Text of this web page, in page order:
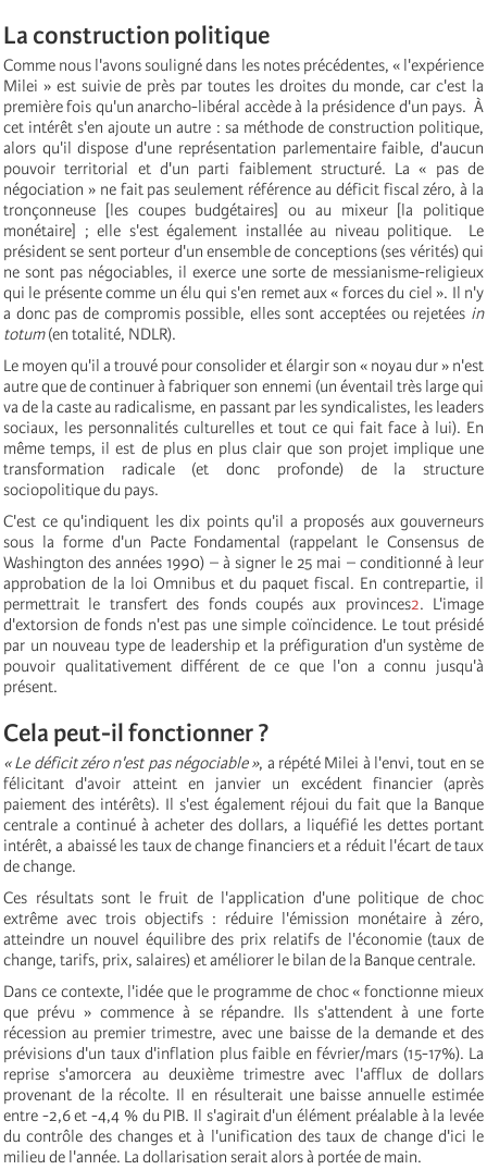
La construction politique
Comme nous l'avons souligné dans les notes précédentes, « l'expérience
Milei » est suivie de près par toutes les droites du monde, car c'est la
première fois qu'un anarcho-libéral accède à la présidence d'un pays. À
cet intérêt s'en ajoute un autre : sa méthode de construction politique,
alors qu'il dispose d'une représentation parlementaire faible, d'aucun
pouvoir territorial et d'un parti faiblement structuré. La « pas de
négociation » ne fait pas seulement référence au déficit fiscal zéro, à la
tronçonneuse [les coupes budgétaires] ou au mixeur [la politique
monétaire] ; elle s'est également installée au niveau politique. Le
président se sent porteur d'un ensemble de conceptions (ses vérités) qui
ne sont pas négociables, il exerce une sorte de messianisme-religieux
qui le présente comme un élu qui s'en remet aux « forces du ciel ». Il n'y
a donc pas de compromis possible, elles sont acceptées ou rejetées in
totum(en totalité, NDLR).
Le moyen qu'il a trouvé pour consolider et élargir son « noyau dur » n'est
autre que de continuer à fabriquer son ennemi (un éventail très large qui
va de la caste au radicalisme, en passant par les syndicalistes, les leaders
sociaux, les personnalités culturelles et tout ce qui fait face à lui). En
même temps, il est de plus en plus clair que son projet implique une
transformation radicale (et donc profonde) de la structure
sociopolitique du pays.
C'est ce qu'indiquent les dix points qu'il a proposés aux gouverneurs
sous la forme d'un Pacte Fondamental (rappelant le Consensus de
Washington des années 1990) – à signer le 25 mai – conditionné à leur
approbation de la loi Omnibus et du paquet fiscal. En contrepartie, il
permettrait le transfert des fonds coupés aux provinces2. L'image
d'extorsion de fonds n'est pas une simple coïncidence. Le tout présidé
par un nouveau type de leadership et la préfiguration d'un système de
pouvoir qualitativement différent de ce que l'on a connu jusqu'à
présent.
Cela peut-il fonctionner ?
« Le déficit zéro n'est pas négociable », a répété Milei à l'envi, tout en se
félicitant d'avoir atteint en janvier un excédent financier (après
paiement des intérêts). Il s'est également réjoui du fait que la Banque
centrale a continué à acheter des dollars, a liquéfié les dettes portant
intérêt, a abaissé les taux de change financiers et a réduit l'écart de taux
de change.
Ces résultats sont le fruit de l'application d'une politique de choc
extrême avec trois objectifs : réduire l'émission monétaire à zéro,
atteindre un nouvel équilibre des prix relatifs de l'économie (taux de
change, tarifs, prix, salaires) et améliorer le bilan de la Banque centrale.
Dans ce contexte, l'idée que le programme de choc « fonctionne mieux
que prévu » commence à se répandre. Ils s'attendent à une forte
récession au premier trimestre, avec une baisse de la demande et des
prévisions d'un taux d'inflation plus faible en février/mars (15-17%). La
reprise s'amorcera au deuxième trimestre avec l'afflux de dollars
provenant de la récolte. Il en résulterait une baisse annuelle estimée
entre -2,6 et -4,4 % du PIB. Il s'agirait d'un élément préalable à la levée
du contrôle des changes et à l'unification des taux de change d'ici le
milieu de l'année. La dollarisation serait alors à portée de main.